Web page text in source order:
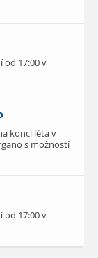
od 17:00 v
konci léta v
s možností
od 17:00 v